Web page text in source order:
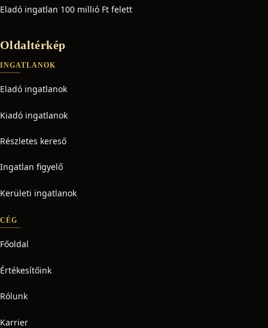
Eladó ingatlan 100 millió Ft felett
Oldaltérkép
INGATLANOK
Eladó ingatlanok
Kiadó ingatlanok
Részletes kereső
Ingatlan figyelő
Kerületi ingatlanok
CÉG
Főoldal
Értékesítőink
Rólunk
Karrier